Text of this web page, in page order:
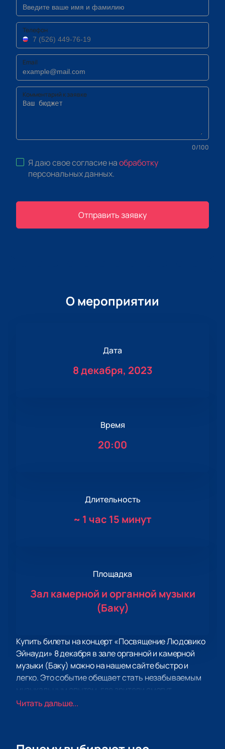
Телефон
Email
Комментарий к заявке
0/100
Я даю свое согласие наобработку
персональных данных.
Отправить заявку
О мероприятии
Дата
8 декабря, 2023
Время
20:00
Длительность
~ 1 час 15 минут
Площадка
Зал камерной и органной музыки
(Баку)
Купить билеты на концерт «Посвящение Людовико
Эйнауди» 8 декабря в зале органной и камерной
музыки (Баку) можно на нашем сайте быстро и
легко. Это событие обещает стать незабываемым
музыкальным опытом, где зрители смогут
насладиться виртуозным исполнением
Читать дальше...